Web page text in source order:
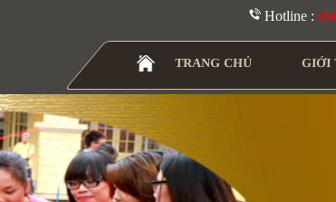
Hotline :
TRANG CHỦ GIỚI